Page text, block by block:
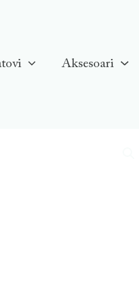
Aksesoari